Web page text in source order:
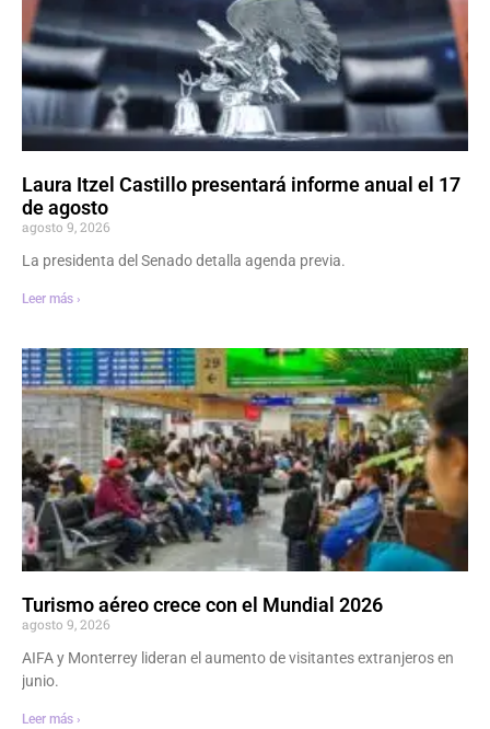
Laura Itzel Castillo presentará informe anual el 17
de agosto
agosto 9, 2026
La presidenta del Senado detalla agenda previa.
Leer más ›
Turismo aéreo crece con el Mundial 2026
agosto 9, 2026
AIFA y Monterrey lideran el aumento de visitantes extranjeros en
junio.
Leer más ›